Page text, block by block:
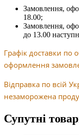
Замовлення,
18.00;
Замовлення,
до 13.00
Графік доставки по
оформлення
Відправка по всій
незаморожена
Супутні